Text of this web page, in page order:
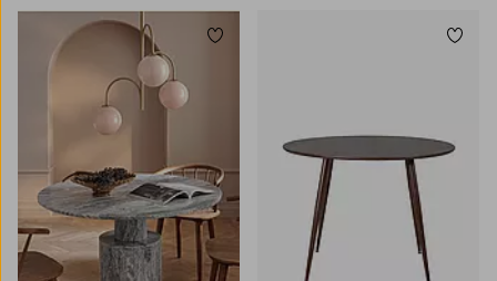
Legg til favoritter